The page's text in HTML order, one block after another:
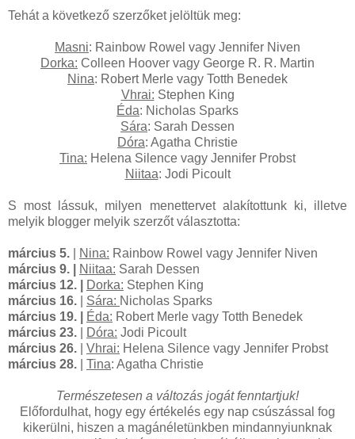
Tehát a következő szerzőket jelöltük meg:
Masni: Rainbow Rowel vagy Jennifer Niven
Dorka: Colleen Hoover vagy George R. R. Martin
Nina: Robert Merle vagy Totth Benedek
Vhrai: Stephen King
Éda: Nicholas Sparks
Sára: Sarah Dessen
Dóra: Agatha Christie
Tina: Helena Silence vagy Jennifer Probst
Niitaa: Jodi Picoult
S most lássuk, milyen menettervet alakítottunk ki, illetve
melyik blogger melyik szerzőt választotta:
március 5. Nina: Rainbow Rowel vagy Jennifer Niven
március 9.
Niitaa: Sarah Dessen
március 12.
Dorka: Stephen King
március 16.
Sára: Nicholas Sparks
március 19.
Éda: Robert Merle vagy Totth Benedek
március 23.
Dóra: Jodi Picoult
március 26.
Vhrai: Helena Silence vagy Jennifer Probst
március 28.
Tina: Agatha Christie
Természetesen a változás jogát fenntartjuk!
Előfordulhat, hogy egy értékelés egy nap csúszással fog
kikerülni, hiszen a magánéletünkben mindannyiunknak